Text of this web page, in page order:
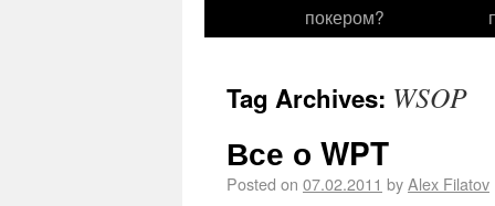
покером?
Tag Archives: WSOP
Все о WPT
Posted on 07.02.2011 byAlex Filatov